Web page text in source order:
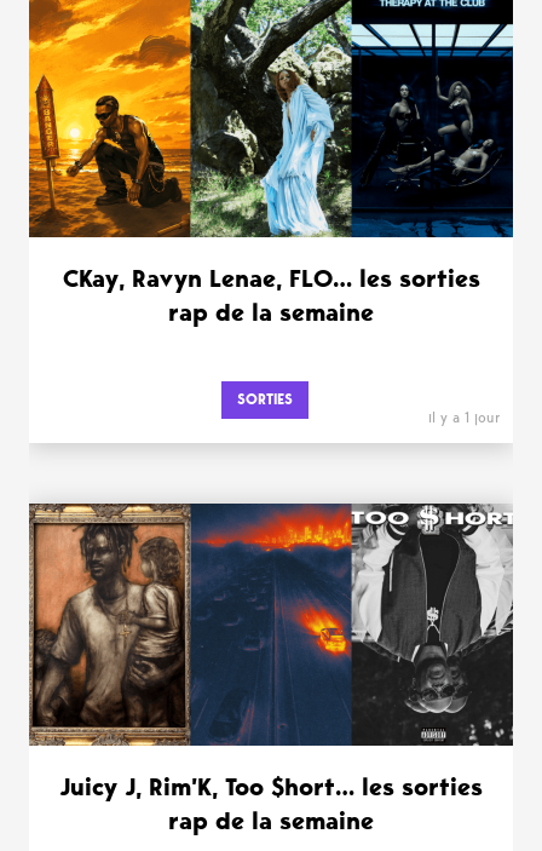
WANT MORE ?
CKay, Ravyn Lenae, FLO… les sorties
rap de la semaine
SORTIES
il y a 1 jour
Juicy J, Rim’K, Too $hort… les sorties
rap de la semaine